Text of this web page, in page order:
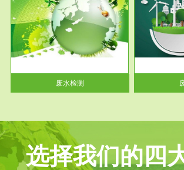
废水检测
废气测试
检测范围工业废气检测包括有机
废气和无机废气。有机废气主要
包括...
选择我们的四